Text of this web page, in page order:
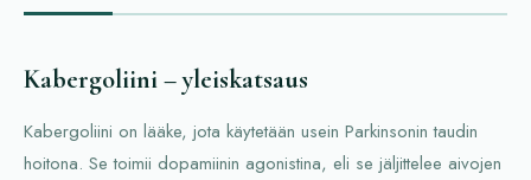
Kabergoliini – yleiskatsaus
Kabergoliini on lääke, jota käytetään usein Parkinsonin taudin
hoitona. Se toimii dopamiinin agonistina, eli se jäljittelee aivojen